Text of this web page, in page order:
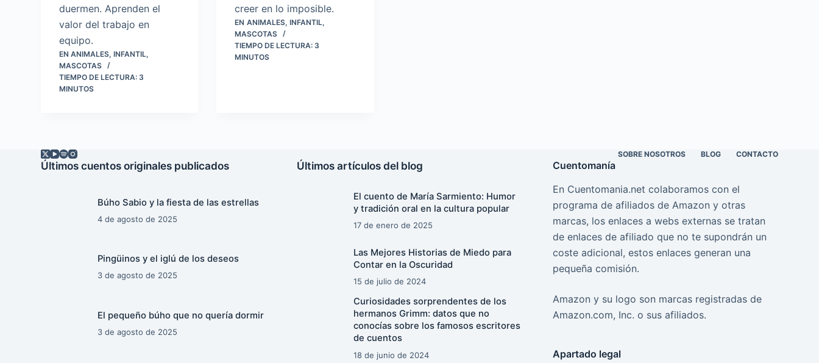
duermen. Aprenden el
valor del trabajo en
equipo.
EN ANIMALES,INFANTIL,
MASCOTAS
TIEMPO DE LECTURA: 3
MINUTOS
creer en lo imposible.
EN ANIMALES, INFANTIL,
MASCOTAS
TIEMPO DE LECTURA: 3
MINUTOS
SOBRE NOSOTROS BLOG CONTACTO
Últimos cuentos originales publicados
Búho Sabio y la fiesta de las estrellas
4 de agosto de 2025
Pingüinos y el iglú de los deseos
3 de agosto de 2025
El pequeño búho que no quería dormir
3 de agosto de 2025
Últimos artículos del blog
El cuento de María Sarmiento: Humor
y tradición oral en la cultura popular
17 de enero de 2025
Las Mejores Historias de Miedo para
Contar en la Oscuridad
15 de julio de 2024
Curiosidades sorprendentes de los
hermanos Grimm: datos que no
conocías sobre los famosos escritores
de cuentos
18 de junio de 2024
Cuentomanía
En Cuentomania.net colaboramos con el
programa de afiliados de Amazon y otras
marcas, los enlaces a webs externas se tratan
de enlaces de afiliado que no te supondrán un
coste adicional, estos enlaces generan una
pequeña comisión.
Amazon y su logo son marcas registradas de
Amazon.com, Inc. o sus afiliados.
Apartado legal